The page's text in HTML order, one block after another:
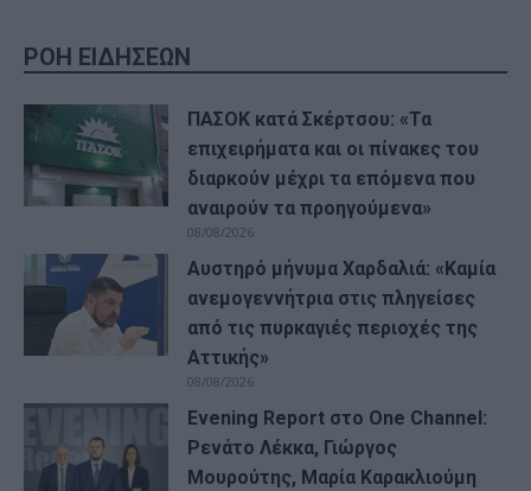
ΡΟΗ ΕΙΔΗΣΕΩΝ
ΠΑΣΟΚ κατά Σκέρτσου: «Τα
επιχειρήματα και οι πίνακες του
διαρκούν μέχρι τα επόμενα που
αναιρούν τα προηγούμενα»
08/08/2026
Αυστηρό μήνυμα Χαρδαλιά: «Καμία
ανεμογεννήτρια στις πληγείσες
από τις πυρκαγιές περιοχές της
Αττικής»
08/08/2026
Evening Report στο One Channel:
Ρενάτο Λέκκα, Γιώργος
Μουρούτης, Μαρία Καρακλιούμη